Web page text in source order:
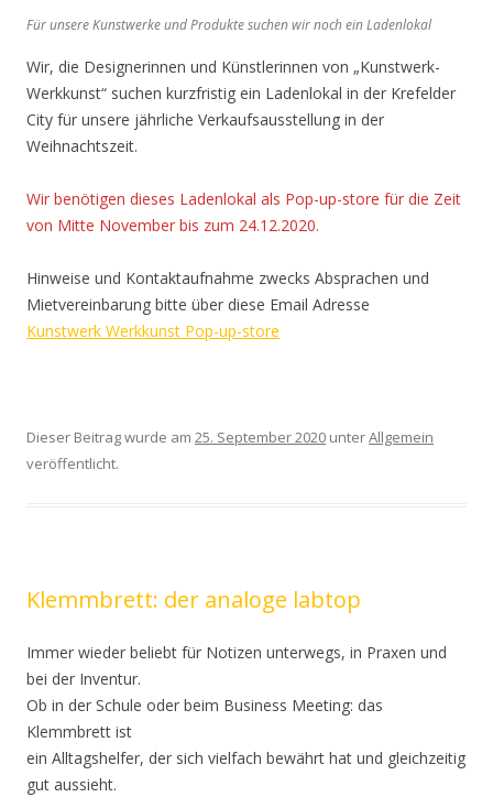
Für unsere Kunstwerke und Produkte suchen wir noch ein Ladenlokal
Wir, die Designerinnen und Künstlerinnen von „Kunstwerk-
Werkkunst“ suchen kurzfristig ein Ladenlokal in der Krefelder
City für unsere jährliche Verkaufsausstellung in der
Weihnachtszeit.
Wir benötigen dieses Ladenlokal als Pop-up-store für die Zeit
von Mitte November bis zum 24.12.2020.
Hinweise und Kontaktaufnahme zwecks Absprachen und
Mietvereinbarung bitte über diese Email Adresse
Kunstwerk Werkkunst Pop-up-store
Dieser Beitrag wurde am 25. September 2020 unterAllgemein
veröffentlicht.
Klemmbrett: der analoge labtop
Immer wieder beliebt für Notizen unterwegs, in Praxen und
bei der Inventur.
Ob in der Schule oder beim Business Meeting: das
Klemmbrett ist
ein Alltagshelfer, der sich vielfach bewährt hat und gleichzeitig
gut aussieht.